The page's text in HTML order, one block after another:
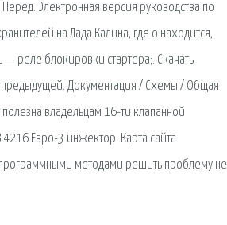
Электронная версия руководства по
на Лада Калина, где о находится,
реле блокировки стартера;. Скачать
предыдущей. Документация / Схемы / Общая
владельцам 16-ти клапанной
Евро-3 инжектор. Карта сайта.
программными методами решить проблему не